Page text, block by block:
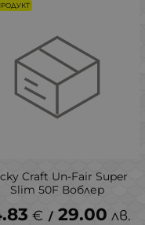
Craft Un-Fair Super
Slim 50F Воблер
€ / 29.00 лв.